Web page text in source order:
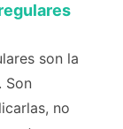
son la
Son
no